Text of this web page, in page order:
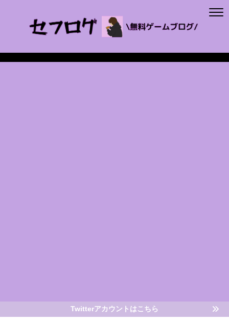
Twitterアカウントはこちら